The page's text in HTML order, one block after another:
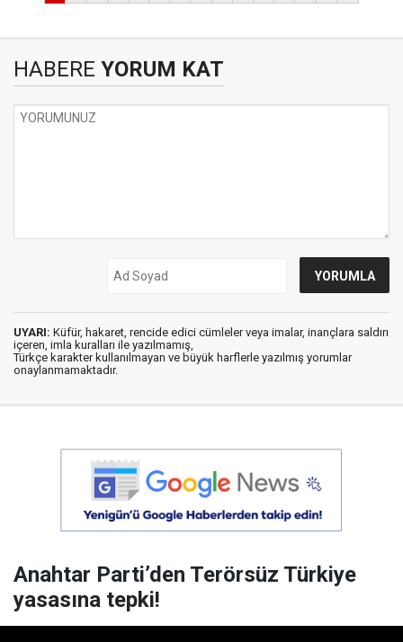
HABERE YORUM KAT
UYARI: Küfür, hakaret, rencide edici cümleler veya imalar, inançlara saldırı
içeren, imla kuralları ile yazılmamış,
Türkçe karakter kullanılmayan ve büyük harflerle yazılmış yorumlar
onaylanmamaktadır.
Anahtar Parti’den Terörsüz Türkiye
yasasına tepki!